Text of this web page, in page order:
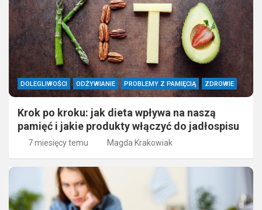
DOLEGLIWOŚCI ODŻYWIANIE PROBLEMY Z PAMIĘCIĄ ZDROWIE
Krok po kroku: jak dieta wpływa na naszą
pamięć i jakie produkty włączyć do jadłospisu
7 miesięcy temu Magda Krakowiak